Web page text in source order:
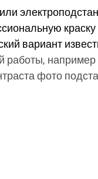
вариант
работы,
фото